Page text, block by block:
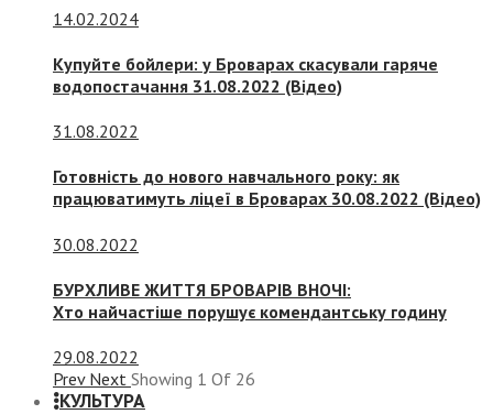
14.02.2024
Купуйте бойлери: у Броварах скасували гаряче
водопостачання 31.08.2022 (Відео)
31.08.2022
Готовність до нового навчального року: як
працюватимуть ліцеї в Броварах 30.08.2022 (Відео)
30.08.2022
БУРХЛИВЕ ЖИТТЯ БРОВАРІВ ВНОЧІ:
Хто найчастіше порушує комендантську годину
29.08.2022
Prev Next Showing 1 Of 26
КУЛЬТУРА